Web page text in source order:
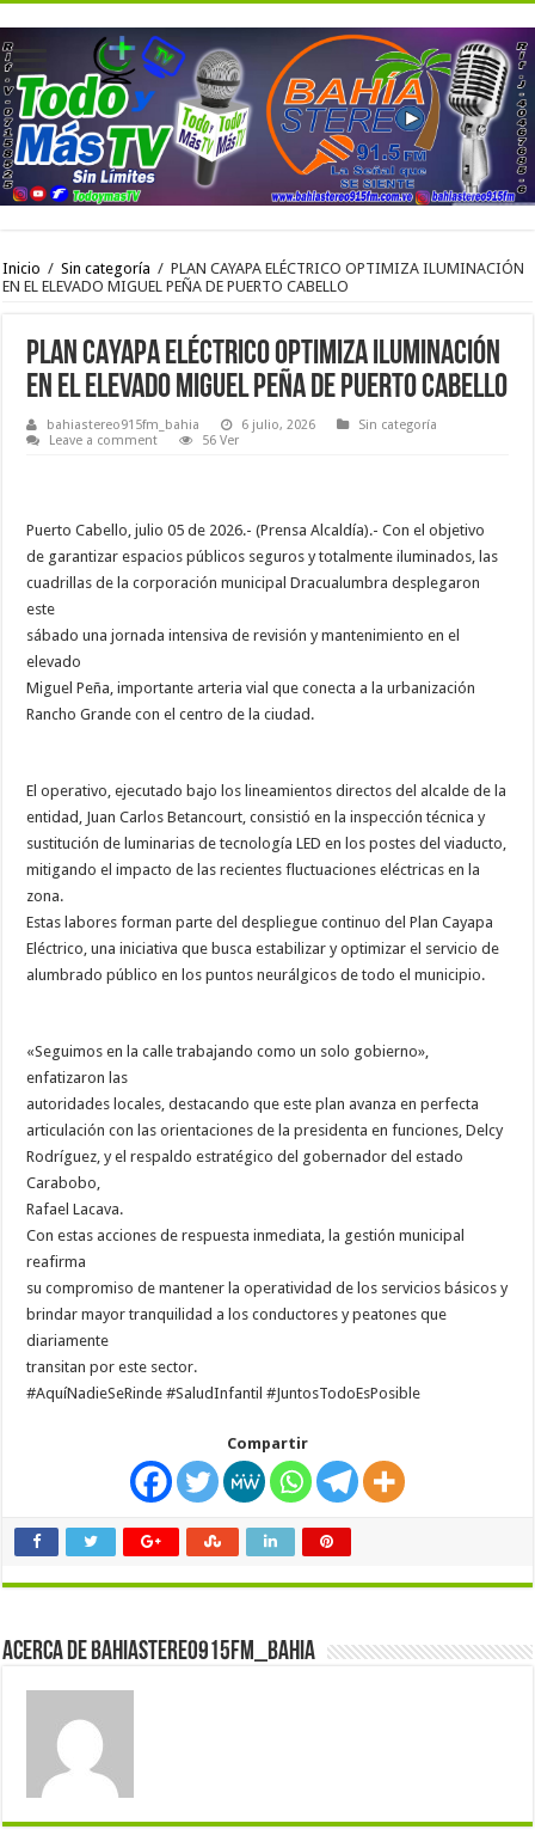
Inicio / Sin categoría / PLAN CAYAPA ELÉCTRICO OPTIMIZA ILUMINACIÓN
EN EL ELEVADO MIGUEL PEÑA DE PUERTO CABELLO
PLAN CAYAPA ELÉCTRICO OPTIMIZA ILUMINACIÓN
EN EL ELEVADO MIGUEL PEÑA DE PUERTO CABELLO
bahiastereo915fm_bahia 6 julio, 2026
Sin categoría
Leave a comment
56 Ver
Puerto Cabello, julio 05 de 2026.- (Prensa Alcaldía).- Con el objetivo
de garantizar espacios públicos seguros y totalmente iluminados, las
cuadrillas de la corporación municipal Dracualumbra desplegaron
este
sábado una jornada intensiva de revisión y mantenimiento en el
elevado
Miguel Peña, importante arteria vial que conecta a la urbanización
Rancho Grande con el centro de la ciudad.
El operativo, ejecutado bajo los lineamientos directos del alcalde de la
entidad, Juan Carlos Betancourt, consistió en la inspección técnica y
sustitución de luminarias de tecnología LED en los postes del viaducto,
mitigando el impacto de las recientes fluctuaciones eléctricas en la
zona.
Estas labores forman parte del despliegue continuo del Plan Cayapa
Eléctrico, una iniciativa que busca estabilizar y optimizar el servicio de
alumbrado público en los puntos neurálgicos de todo el municipio.
«Seguimos en la calle trabajando como un solo gobierno»,
enfatizaron las
autoridades locales, destacando que este plan avanza en perfecta
articulación con las orientaciones de la presidenta en funciones, Delcy
Rodríguez, y el respaldo estratégico del gobernador del estado
Carabobo,
Rafael Lacava.
Con estas acciones de respuesta inmediata, la gestión municipal
reafirma
su compromiso de mantener la operatividad de los servicios básicos y
brindar mayor tranquilidad a los conductores y peatones que
diariamente
transitan por este sector.
#AquíNadieSeRinde #SaludInfantil #JuntosTodoEsPosible
Compartir
Acerca de bahiastereo915fm_bahia